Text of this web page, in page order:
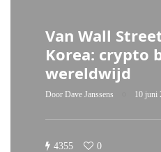
Van Wall
Korea: crypto
wereldwijd
Door Dave Janssens 10 juni
4355 0